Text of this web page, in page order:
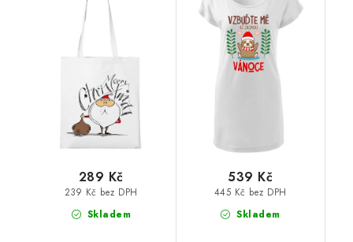
Skladem
239 Kč bez DPH
289 Kč
Skladem
445 Kč bez DPH
539 Kč